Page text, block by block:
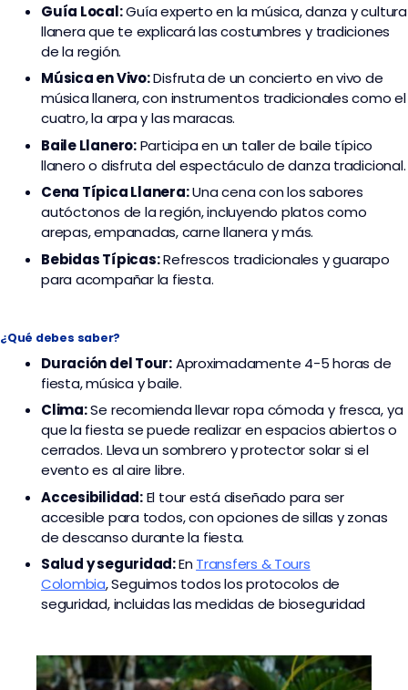
Guía Local:Guía experto en la música, danza y cultura
llanera que te explicará las costumbres y tradiciones
de la región.
Música en Vivo:Disfruta de un concierto en vivo de
música llanera, con instrumentos tradicionales como el
cuatro, la arpa y las maracas.
Baile Llanero:Participa en un taller de baile típico
llanero o disfruta del espectáculo de danza tradicional.
Cena Típica Llanera:Una cena con los sabores
autóctonos de la región, incluyendo platos como
arepas, empanadas, carne llanera y más.
Bebidas Típicas:Refrescos tradicionales y guarapo
para acompañar la fiesta.
¿Qué debes saber?
Duración del Tour:Aproximadamente 4-5 horas de
fiesta, música y baile.
Clima:Se recomienda llevar ropa cómoda y fresca, ya
que la fiesta se puede realizar en espacios abiertos o
cerrados. Lleva un sombrero y protector solar si el
evento es al aire libre.
Accesibilidad:El tour está diseñado para ser
accesible para todos, con opciones de sillas y zonas
de descanso durante la fiesta.
Salud y seguridad:EnTransfers & Tours
Colombia,Seguimos todos los protocolos de
seguridad, incluidas las medidas de bioseguridad